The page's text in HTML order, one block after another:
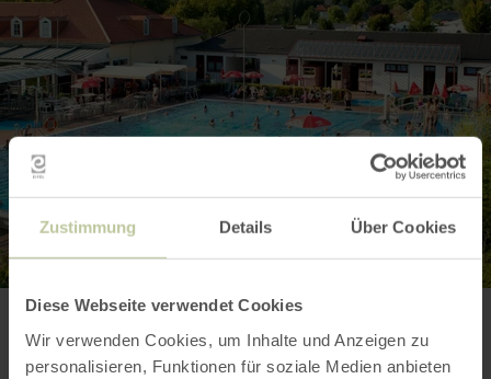
Zustimmung Details Über Cookies
Diese Webseite verwendet Cookies
Wir verwenden Cookies, um Inhalte und Anzeigen zu
personalisieren, Funktionen für soziale Medien anbieten